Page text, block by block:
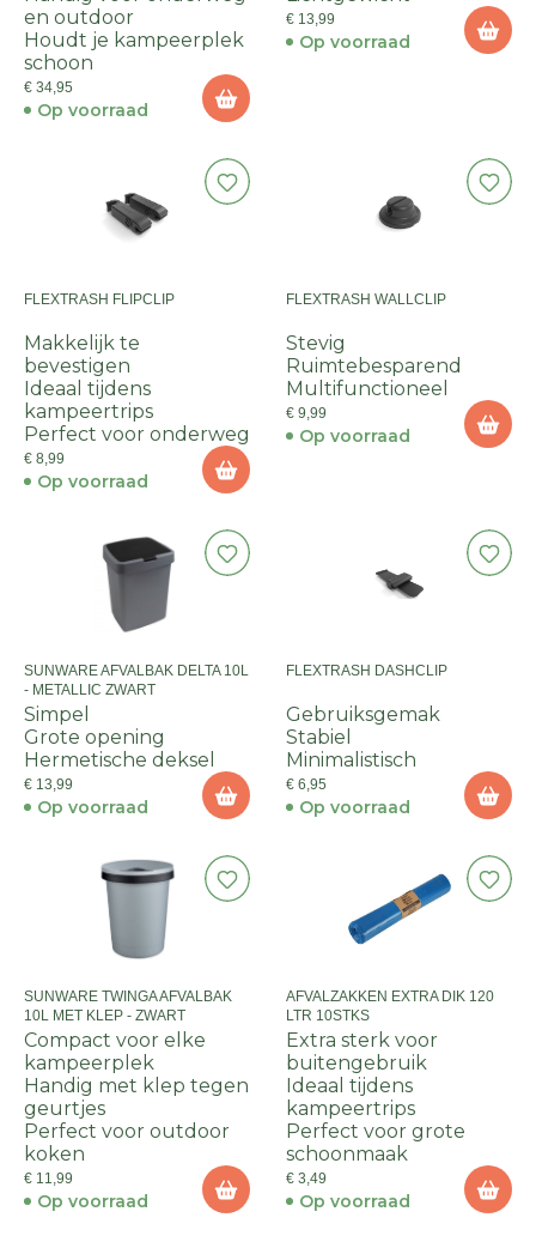
en outdoor
Houdt je kampeerplek
schoon
€ 34,95
Op voorraad
€ 13,99
Op voorraad
FLEXTRASH FLIPCLIP
Makkelijk te
bevestigen
Ideaal tijdens
kampeertrips
Perfect voor onderweg
€ 8,99
Op voorraad
FLEXTRASH WALLCLIP
Stevig
Ruimtebesparend
Multifunctioneel
€ 9,99
Op voorraad
SUNWARE AFVALBAK DELTA 10L
- METALLIC ZWART
Simpel
Grote opening
Hermetische deksel
€ 13,99
Op voorraad
FLEXTRASH DASHCLIP
Gebruiksgemak
Stabiel
Minimalistisch
€ 6,95
Op voorraad
SUNWARE TWINGA AFVALBAK
10L MET KLEP - ZWART
Compact voor elke
kampeerplek
Handig met klep tegen
geurtjes
Perfect voor outdoor
koken
€ 11,99
Op voorraad
AFVALZAKKEN EXTRA DIK 120
LTR 10STKS
Extra sterk voor
buitengebruik
Ideaal tijdens
kampeertrips
Perfect voor grote
schoonmaak
€ 3,49
Op voorraad